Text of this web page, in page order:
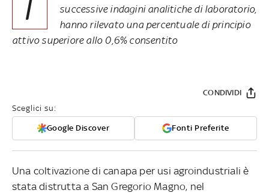
successive indagini analitiche di laboratorio,
hanno rilevato una percentuale di principio
attivo superiore allo 0,6% consentito
Sceglici su:
Google Discover Fonti Preferite
CONDIVIDI
Una coltivazione di canapa per usi agroindustriali è
stata distrutta a San Gregorio Magno, nel